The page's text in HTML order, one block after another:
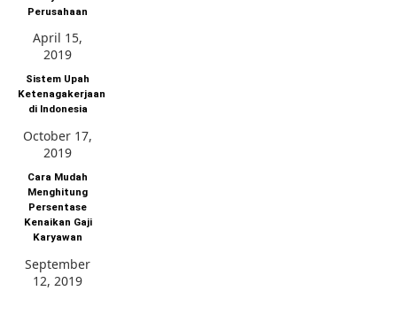
Perusahaan
April 15,
2019
Sistem Upah
Ketenagakerjaan
di Indonesia
October 17,
2019
Cara Mudah
Menghitung
Persentase
Kenaikan Gaji
Karyawan
September
12, 2019